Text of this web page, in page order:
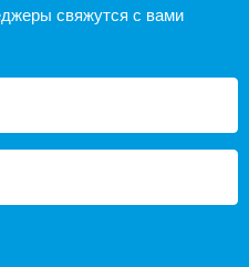
свяжутся с вами